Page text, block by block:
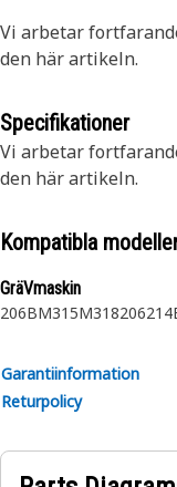
Vi arbetar
den här artikeln.
Specifikationer
Vi arbetar
den här artikeln.
Kompatibla
GräVmaskin
206BM315M318206
Garantiinformation
Returpolicy